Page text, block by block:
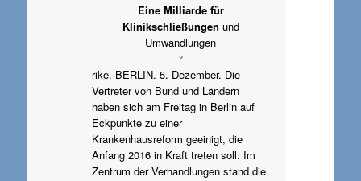
Eine Milliarde für
Klinikschließungen und
Umwandlungen
°
rike. BERLIN. 5. Dezember. Die
Vertreter von Bund und Ländern
haben sich am Freitag in Berlin auf
Eckpunkte zu einer
Krankenhausreform geeinigt, die
Anfang 2016 in Kraft treten soll. Im
Zentrum der Verhandlungen stand die